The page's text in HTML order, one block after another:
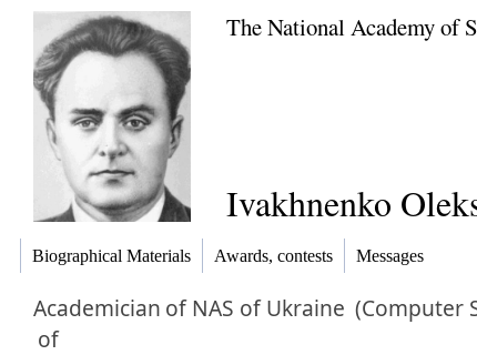
The National Academy of
Ivakhnenko
Biographical Materials Awards, contests Messages
Academician of NAS of Ukraine (Computer
of